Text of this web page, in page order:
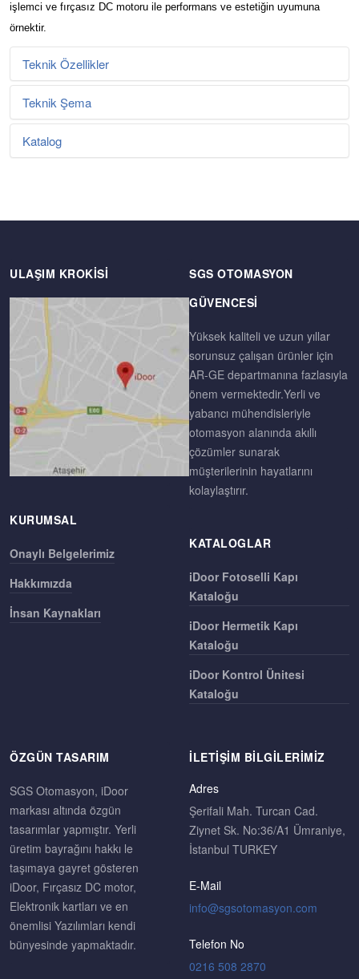
işlemci ve fırçasız DC motoru ile performans ve estetiğin uyumuna
örnektir.
Teknik Özellikler
Operatör Tipi
Kanat Ağırlığı
Motor Tipi
24V - 3 Phase BLDC - 80W
Açık Kalma Zamanı
0-30 second
Çarpma Algılama
Encoder -PID - Differential
Güç
220 VAC 50-60 Hz Mono
Çalışma Sıcaklığı
-20 +60 Derece
Teknik Şema
Katalog
ULAŞIM KROKISI
KURUMSAL
Onaylı Belgelerimiz
Hakkımızda
İnsan Kaynakları
SGS OTOMASYON
GÜVENCESI
Yüksek kaliteli ve uzun yıllar
sorunsuz çalışan ürünler için
AR-GE departmanına fazlasıyla
önem vermektedir.Yerli ve
yabancı mühendisleriyle
otomasyon alanında akıllı
çözümler sunarak
müşterilerinin hayatlarını
kolaylaştırır.
KATALOGLAR
iDoor Fotoselli Kapı
Kataloğu
iDoor Hermetik Kapı
Kataloğu
iDoor Kontrol Ünitesi
Kataloğu
ÖZGÜN TASARIM
SGS Otomasyon, iDoor
markası altında özgün
tasarımlar yapmıştır. Yerli
üretim bayrağını hakkı le
taşımaya gayret gösteren
iDoor, Fırçasız DC motor,
Elektronik kartları ve en
önemlisi Yazılımları kendi
bünyesinde yapmaktadır.
İLETIŞIM BILGILERIMIZ
Adres
Şerifali Mah. Turcan Cad.
Ziynet Sk. No:36/A1 Ümraniye,
İstanbul TURKEY
E-Mail
Telefon No
0216 508 2870